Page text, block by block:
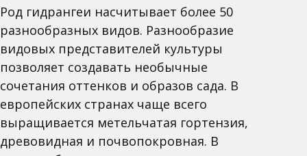
Род гидрангеи насчитывает более 50
разнообразных видов. Разнообразие
видовых представителей культуры
позволяет создавать необычные
сочетания оттенков и образов сада. В
европейских странах чаще всего
выращивается метельчатая гортензия,
древовидная и почвопокровная. В